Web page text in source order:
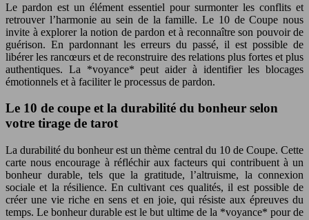
Le pardon est un élément essentiel pour surmonter les conflits et
retrouver l’harmonie au sein de la famille. Le 10 de Coupe nous
invite à explorer la notion de pardon et à reconnaître son pouvoir de
guérison. En pardonnant les erreurs du passé, il est possible de
libérer les rancœurs et de reconstruire des relations plus fortes et plus
authentiques. La *voyance* peut aider à identifier les blocages
émotionnels et à faciliter le processus de pardon.
Le 10 de coupe et la durabilité du bonheur selon
votre tirage de tarot
La durabilité du bonheur est un thème central du 10 de Coupe. Cette
carte nous encourage à réfléchir aux facteurs qui contribuent à un
bonheur durable, tels que la gratitude, l’altruisme, la connexion
sociale et la résilience. En cultivant ces qualités, il est possible de
créer une vie riche en sens et en joie, qui résiste aux épreuves du
temps. Le bonheur durable est le but ultime de la *voyance* pour de